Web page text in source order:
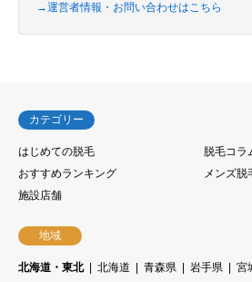
→運営者情報・お問い合わせはこちら
カテゴリー
はじめての脱毛
脱毛コラ
おすすめランキング
メンズ脱
施設店舗
地域
北海道・東北 北海道 青森県 岩手県 宮